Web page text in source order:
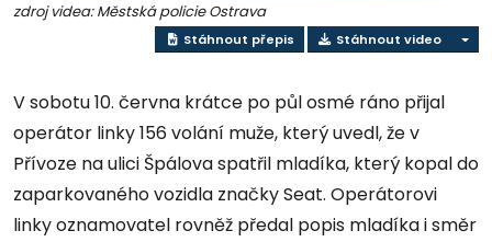
zdroj videa: Městská policie Ostrava
Stáhnout přepis Stáhnout video
V sobotu 10. června krátce po půl osmé ráno přijal
operátor linky 156 volání muže, který uvedl, že v
Přívoze na ulici Špálova spatřil mladíka, který kopal do
zaparkovaného vozidla značky Seat. Operátorovi
linky oznamovatel rovněž předal popis mladíka i směr